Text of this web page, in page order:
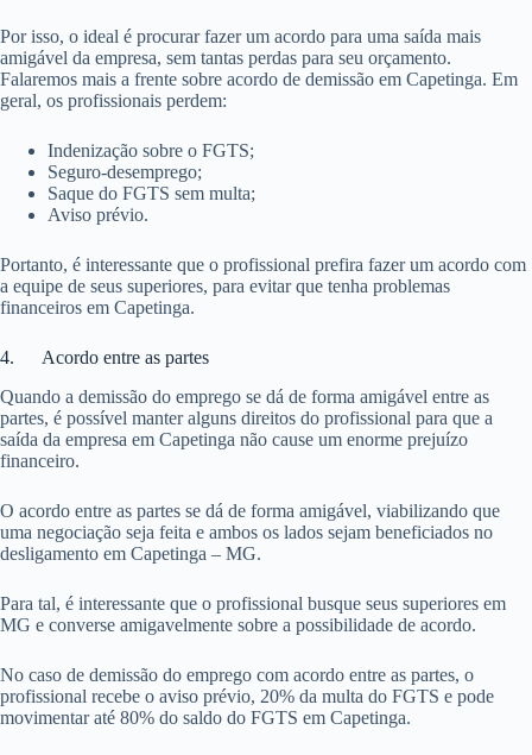
Por isso, o ideal é procurar fazer um acordo para uma saída mais
amigável da empresa, sem tantas perdas para seu orçamento.
Falaremos mais a frente sobre acordo de demissão em Capetinga. Em
geral, os profissionais perdem:
Indenização sobre o FGTS;
Seguro-desemprego;
Saque do FGTS sem multa;
Aviso prévio.
Portanto, é interessante que o profissional prefira fazer um acordo com
a equipe de seus superiores, para evitar que tenha problemas
financeiros em Capetinga.
4. Acordo entre as partes
Quando a demissão do emprego se dá de forma amigável entre as
partes, é possível manter alguns direitos do profissional para que a
saída da empresa em Capetinga não cause um enorme prejuízo
financeiro.
O acordo entre as partes se dá de forma amigável, viabilizando que
uma negociação seja feita e ambos os lados sejam beneficiados no
desligamento em Capetinga – MG.
Para tal, é interessante que o profissional busque seus superiores em
MG e converse amigavelmente sobre a possibilidade de acordo.
No caso de demissão do emprego com acordo entre as partes, o
profissional recebe o aviso prévio, 20% da multa do FGTS e pode
movimentar até 80% do saldo do FGTS em Capetinga.